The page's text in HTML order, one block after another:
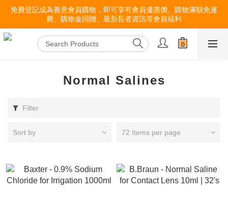
免費登記成為善意會員購物，即可享有會員優惠價、購物滿額免運
費、購物金回贈、最新長者資訊等會員福利
Normal Salines
Filter
Sort by 72 Items per page